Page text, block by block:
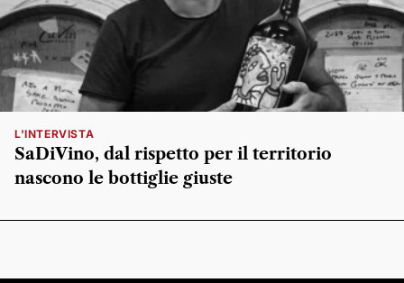
L'INTERVISTA
SaDiVino, dal rispetto per il territorio
nascono le bottiglie giuste